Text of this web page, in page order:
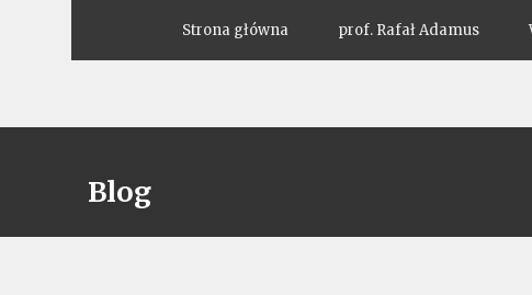
Strona główna prof. Rafał Adamus
Blog